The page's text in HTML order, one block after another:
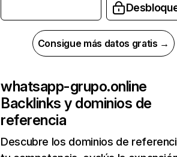
Consigue más datos gratis →
whatsapp-grupo.online
Backlinks y dominios de
referencia
Descubre los dominios de